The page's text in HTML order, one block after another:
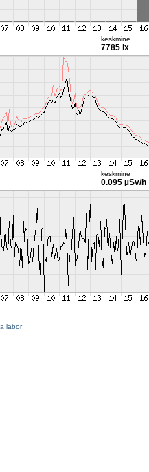
keskmine
7785 lx
keskmine
0.095 µSv/h
labor